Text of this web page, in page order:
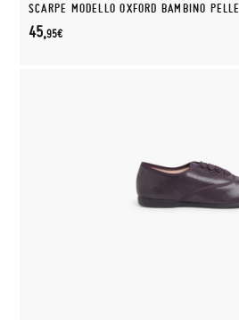
SCARPE MODELLO OXFORD BAMBINO PELLE
45,95€